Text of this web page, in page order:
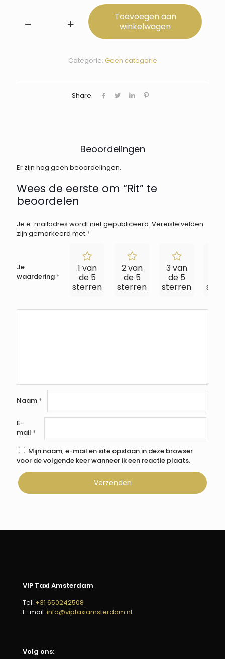
Toevoegen aan
winkelwagen
Categorie: Geen categorie
Share
Beoordelingen
Er zijn nog geen beoordelingen.
Wees de eerste om “Rit” te
beoordelen
Je e-mailadres wordt niet gepubliceerd. Vereiste velden
zijn gemarkeerd met *
Je
waardering *
1 van
de 5
sterren
2 van
de 5
sterren
3 van
de 5
sterren
Naam *
E-
mail *
Mijn naam, e-mail en site opslaan in deze browser
voor de volgende keer wanneer ik een reactie plaats.
VIP Taxi Amsterdam
Tel: +31 650242508
E-mail: info@viptaxiamsterdam.nl
Volg ons: